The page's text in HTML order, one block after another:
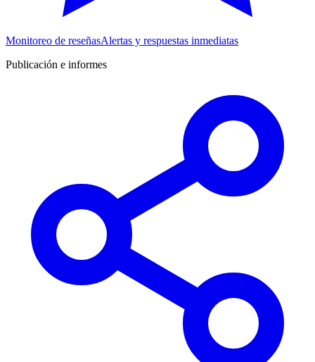
Monitoreo de reseñasAlertas y respuestas inmediatas
Publicación e informes